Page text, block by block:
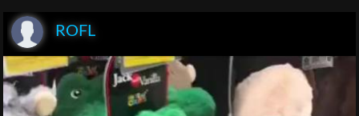
ROFL